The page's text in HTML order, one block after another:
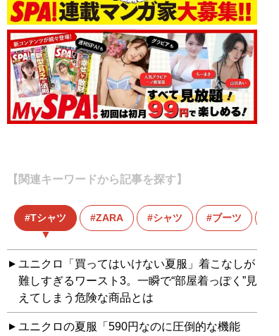
【関連キーワードから記事を探す】
Tシャツ ZARA シャツ ブーツ
ユニクロ「買ってはいけない夏服」着こなしが
難しすぎるワースト3。一瞬で“部屋着っぽく”見
えてしまう危険な商品とは
ユニクロの夏服「590円なのに圧倒的な機能